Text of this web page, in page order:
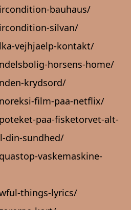
bauhaus/
silvan/
vejhjaelp-kontakt/
horsens-home/
krydsord/
film-paa-netflix/
paa-fisketorvet-alt-
din-sundhed/
vaskemaskine-
things-lyrics/